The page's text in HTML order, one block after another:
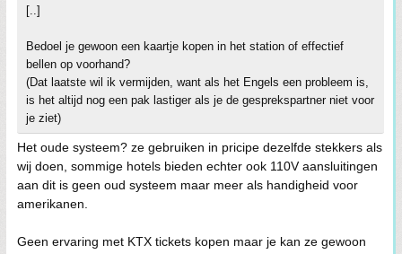
[..]
Bedoel je gewoon een kaartje kopen in het station of effectief
bellen op voorhand?
(Dat laatste wil ik vermijden, want als het Engels een probleem is,
is het altijd nog een pak lastiger als je de gesprekspartner niet voor
je ziet)
Het oude systeem? ze gebruiken in pricipe dezelfde stekkers als
wij doen, sommige hotels bieden echter ook 110V aansluitingen
aan dit is geen oud systeem maar meer als handigheid voor
amerikanen.
Geen ervaring met KTX tickets kopen maar je kan ze gewoon